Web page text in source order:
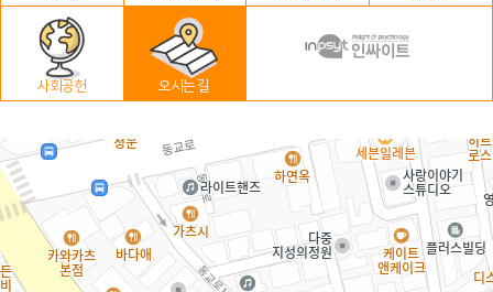
사회공헌 오시는 길